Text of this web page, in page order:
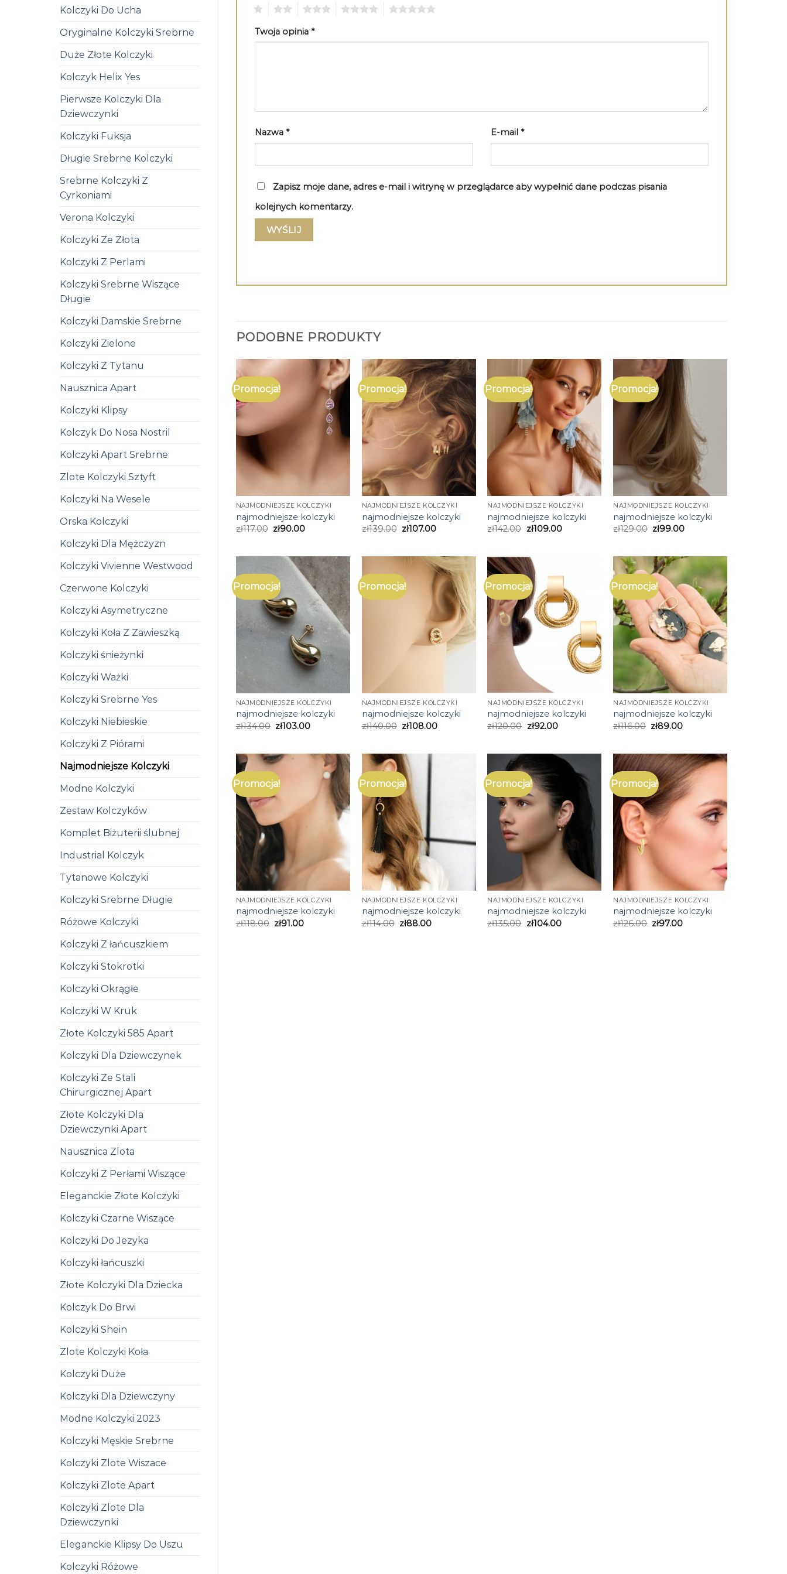
Kolczyki Do Ucha
Oryginalne Kolczyki Srebrne
Duże Złote Kolczyki
Kolczyk Helix Yes
Pierwsze Kolczyki Dla
Dziewczynki
Kolczyki Fuksja
Długie Srebrne Kolczyki
Srebrne Kolczyki Z
Cyrkoniami
Verona Kolczyki
Kolczyki Ze Złota
Kolczyki Z Perlami
Kolczyki Srebrne Wiszące
Długie
Kolczyki Damskie Srebrne
Kolczyki Zielone
Kolczyki Z Tytanu
Nausznica Apart
Kolczyki Klipsy
Kolczyk Do Nosa Nostril
Kolczyki Apart Srebrne
Zlote Kolczyki Sztyft
Kolczyki Na Wesele
Orska Kolczyki
Kolczyki Dla Mężczyzn
Kolczyki Vivienne Westwood
Czerwone Kolczyki
Kolczyki Asymetryczne
Kolczyki Koła Z Zawieszką
Kolczyki śnieżynki
Kolczyki Ważki
Kolczyki Srebrne Yes
Kolczyki Niebieskie
Kolczyki Z Piórami
Najmodniejsze Kolczyki
Modne Kolczyki
Zestaw Kolczyków
Komplet Biżuterii ślubnej
Industrial Kolczyk
Tytanowe Kolczyki
Kolczyki Srebrne Długie
Różowe Kolczyki
Kolczyki Z łańcuszkiem
Kolczyki Stokrotki
Kolczyki Okrągłe
Kolczyki W Kruk
Złote Kolczyki 585 Apart
Kolczyki Dla Dziewczynek
Kolczyki Ze Stali
Chirurgicznej Apart
Złote Kolczyki Dla
Dziewczynki Apart
Nausznica Zlota
Kolczyki Z Perłami Wiszące
Eleganckie Złote Kolczyki
Kolczyki Czarne Wiszące
Kolczyki Do Jezyka
Kolczyki łańcuszki
Złote Kolczyki Dla Dziecka
Kolczyk Do Brwi
Kolczyki Shein
Zlote Kolczyki Koła
Kolczyki Duże
Kolczyki Dla Dziewczyny
Modne Kolczyki 2023
Kolczyki Męskie Srebrne
Kolczyki Zlote Wiszace
Kolczyki Zlote Apart
Kolczyki Zlote Dla
Dziewczynki
Eleganckie Klipsy Do Uszu
Kolczyki Różowe
Twoja opinia *
Nazwa * E-mail *
Zapisz moje dane, adres e-mail i witrynę w przeglądarce aby wypełnić dane podczas pisania
kolejnych komentarzy.
PODOBNE PRODUKTY
Promocja!
NAJMODNIEJSZE KOLCZYKI
najmodniejsze kolczyki
zł117.00 zł90.00
Promocja!
NAJMODNIEJSZE KOLCZYKI
najmodniejsze kolczyki
zł139.00 zł107.00
Promocja!
NAJMODNIEJSZE KOLCZYKI
najmodniejsze kolczyki
zł142.00 zł109.00
Promocja!
NAJMODNIEJSZE KOLCZYKI
najmodniejsze kolczyki
zł129.00 zł99.00
Promocja!
NAJMODNIEJSZE KOLCZYKI
najmodniejsze kolczyki
zł134.00 zł103.00
Promocja!
NAJMODNIEJSZE KOLCZYKI
najmodniejsze kolczyki
zł140.00 zł108.00
Promocja!
NAJMODNIEJSZE KOLCZYKI
najmodniejsze kolczyki
zł120.00 zł92.00
Promocja!
NAJMODNIEJSZE KOLCZYKI
najmodniejsze kolczyki
zł116.00 zł89.00
Promocja!
NAJMODNIEJSZE KOLCZYKI
najmodniejsze kolczyki
zł118.00 zł91.00
Promocja!
NAJMODNIEJSZE KOLCZYKI
najmodniejsze kolczyki
zł114.00 zł88.00
Promocja!
NAJMODNIEJSZE KOLCZYKI
najmodniejsze kolczyki
zł135.00 zł104.00
Promocja!
NAJMODNIEJSZE KOLCZYKI
najmodniejsze kolczyki
zł126.00 zł97.00